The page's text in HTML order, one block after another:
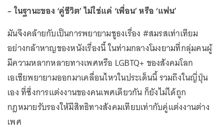
– ในฐานะของ ‘คู่ชีวิต’ ไม่ใช่แค่ ‘เพื่อน’ หรือ ‘แฟน’
มันจึงคล้ายกับเป็นการพยายามชูธงเรื่อง #สมรสเท่าเทียม
อย่างกล้าหาญของหนังเรื่องนี้ ในท่ามกลางโมงยามที่กลุ่มคนผู้
มีความหลากหลายทางเพศหรือ LGBTQ+ ของสังคมโลก
เอเชียพยายามออกมาเคลื่อนไหวในประเด็นนี้ รวมถึงในญี่ปุ่น
เอง ที่ซึ่งการแต่งงานของคนเพศเดียวกัน ก็ยังไม่ได้ถูก
กฎหมายรับรองให้มีสิทธิทางสังคมเทียบเท่ากับคู่แต่งงานต่าง
เพศ